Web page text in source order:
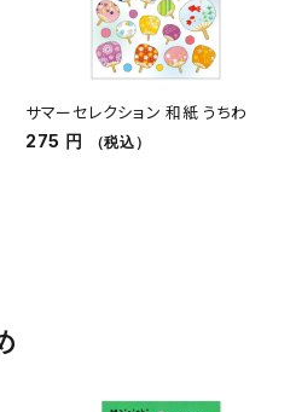
サマーセレクション 和紙 うちわ
275 円 （税込）